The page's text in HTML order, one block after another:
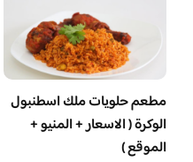
‏مطعم حلويات ملك اسطنبول
الوكرة ( الاسعار + المنيو +
الموقع )